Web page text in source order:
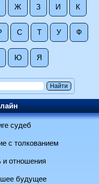
Ж З И К
С Т У Ф
Ю Я
судеб
с толкованием
и отношения
будущее